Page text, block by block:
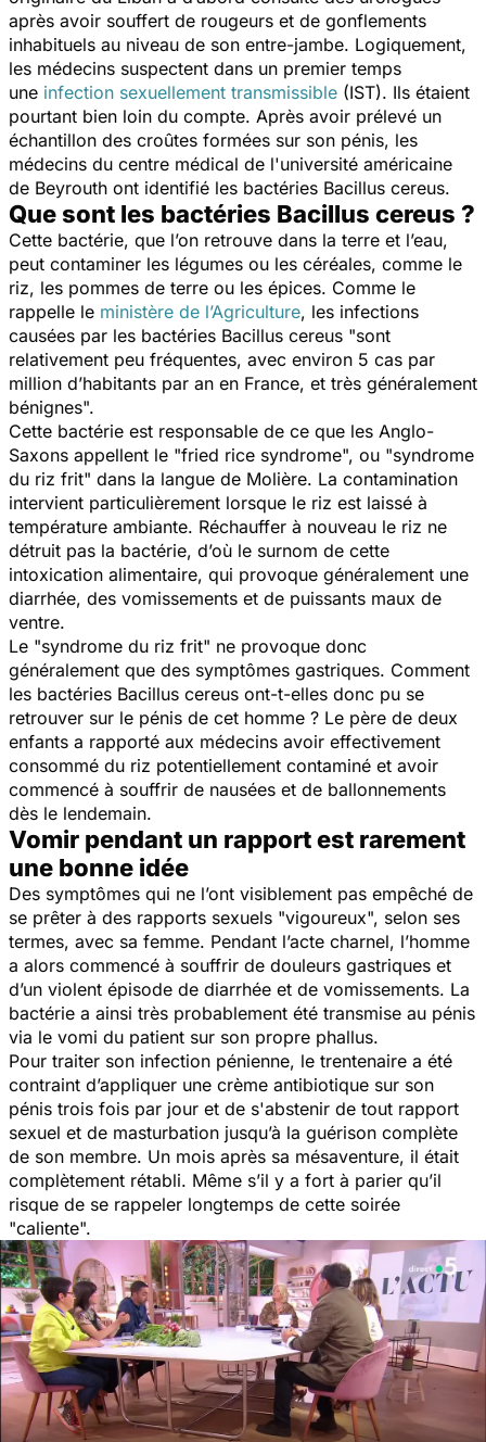
après avoir souffert de rougeurs et de gonflements
inhabituels au niveau de son entre-jambe. Logiquement,
les médecins suspectent dans un premier temps
une infection sexuellement transmissible (IST). Ils étaient
pourtant bien loin du compte. Après avoir prélevé un
échantillon des croûtes formées sur son pénis, les
médecins du centre médical de l'université américaine
de Beyrouth ont identifié les bactéries Bacillus cereus.
Que sont les bactéries Bacillus cereus ?
Cette bactérie, que l’on retrouve dans la terre et l’eau,
peut contaminer les légumes ou les céréales, comme le
riz, les pommes de terre ou les épices. Comme le
rappelle le ministère de l’Agriculture, les infections
causées par les bactéries Bacillus cereus "sont
relativement peu fréquentes, avec environ 5 cas par
million d’habitants par an en France, et très généralement
bénignes".
Cette bactérie est responsable de ce que les Anglo-
Saxons appellent le "fried rice syndrome", ou "syndrome
du riz frit" dans la langue de Molière. La contamination
intervient particulièrement lorsque le riz est laissé à
température ambiante. Réchauffer à nouveau le riz ne
détruit pas la bactérie, d’où le surnom de cette
intoxication alimentaire, qui provoque généralement une
diarrhée, des vomissements et de puissants maux de
ventre.
Le "syndrome du riz frit" ne provoque donc
généralement que des symptômes gastriques. Comment
les bactéries Bacillus cereus ont-t-elles donc pu se
retrouver sur le pénis de cet homme ? Le père de deux
enfants a rapporté aux médecins avoir effectivement
consommé du riz potentiellement contaminé et avoir
commencé à souffrir de nausées et de ballonnements
dès le lendemain.
Vomir pendant un rapport est rarement
une bonne idée
Des symptômes qui ne l’ont visiblement pas empêché de
se prêter à des rapports sexuels "vigoureux", selon ses
termes, avec sa femme. Pendant l’acte charnel, l’homme
a alors commencé à souffrir de douleurs gastriques et
d’un violent épisode de diarrhée et de vomissements. La
bactérie a ainsi très probablement été transmise au pénis
via le vomi du patient sur son propre phallus.
Pour traiter son infection pénienne, le trentenaire a été
contraint d’appliquer une crème antibiotique sur son
pénis trois fois par jour et de s'abstenir de tout rapport
sexuel et de masturbation jusqu’à la guérison complète
de son membre. Un mois après sa mésaventure, il était
complètement rétabli. Même s’il y a fort à parier qu’il
risque de se rappeler longtemps de cette soirée
"caliente".